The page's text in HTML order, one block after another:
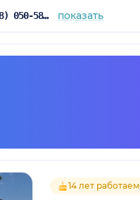
+7 (918) 050-58-05 показать
14 лет